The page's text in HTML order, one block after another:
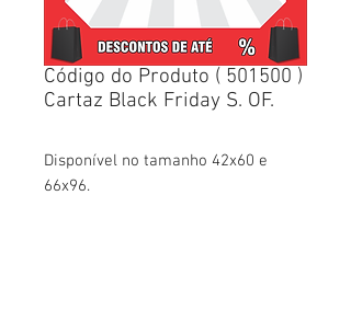
Código do Produto ( 501500 )
Cartaz Black Friday S. OF.
Disponível no tamanho 42x60 e
66x96.